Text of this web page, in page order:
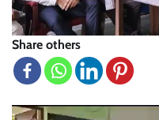
Share others